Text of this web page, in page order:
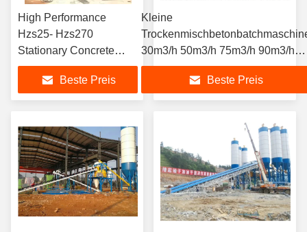
High Performance
Hzs25- Hzs270
Stationary Concrete
Batching Plant
Beste Preis
Kleine
30m3/h 50m3/h 75m3/h 90m3/h
stationäre Betonbatching-Anlage
Beste Preis